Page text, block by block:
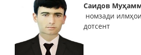
Саидов
номзади
дотсент